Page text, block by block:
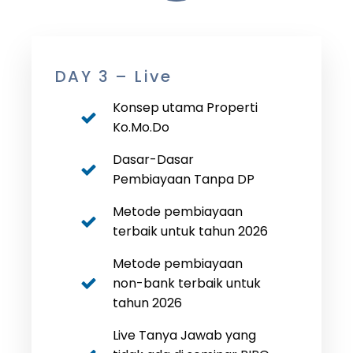
DAY 3 – Live
Konsep utama Properti
Ko.Mo.Do
Dasar-Dasar
Pembiayaan Tanpa DP
Metode pembiayaan
terbaik untuk tahun 2026
Metode pembiayaan
non-bank terbaik untuk
tahun 2026
Live Tanya Jawab yang